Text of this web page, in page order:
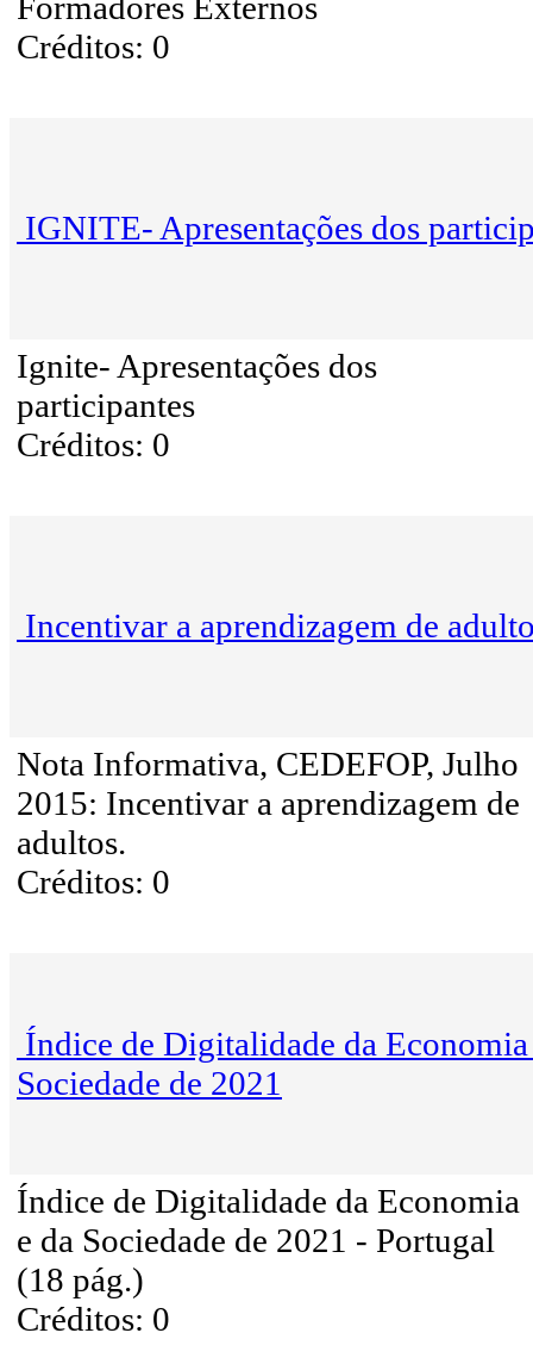
Formadores Externos
Créditos: 0
IGNITE- Apresentações dos
Ignite- Apresentações dos
participantes
Créditos: 0
Incentivar a aprendizagem de
Nota Informativa, CEDEFOP, Julho
2015: Incentivar a aprendizagem de
adultos.
Créditos: 0
Índice de Digitalidade da Economia
Sociedade de 2021
Índice de Digitalidade da Economia
e da Sociedade de 2021 - Portugal
(18 pág.)
Créditos: 0